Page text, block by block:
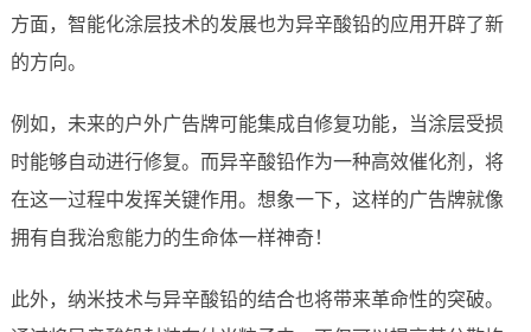
方面，智能化涂层技术的发展也为异辛酸铅的应用开辟了新
的方向。
例如，未来的户外广告牌可能集成自修复功能，当涂层受损
时能够自动进行修复。而异辛酸铅作为一种高效催化剂，将
在这一过程中发挥关键作用。想象一下，这样的广告牌就像
拥有自我治愈能力的生命体一样神奇！
此外，纳米技术与异辛酸铅的结合也将带来革命性的突破。